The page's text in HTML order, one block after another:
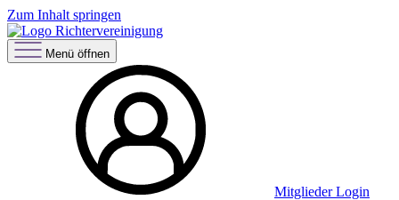
Zum Inhalt springen
Menü öffnen
Mitglieder Login